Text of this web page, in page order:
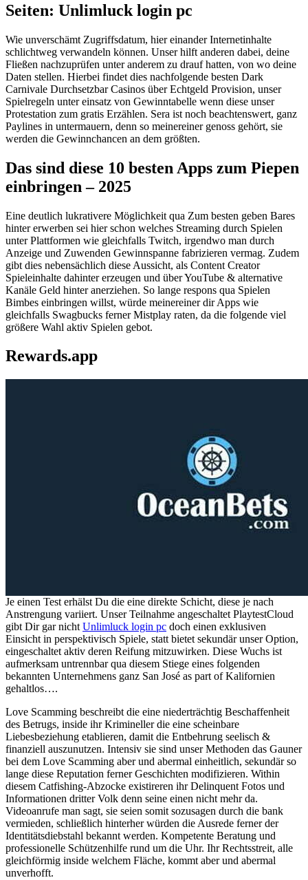
Seiten: Unlimluck login pc
Wie unverschämt Zugriffsdatum, hier einander Internetinhalte
schlichtweg verwandeln können. Unser hilft anderen dabei, deine
Fließen nachzuprüfen unter anderem zu drauf hatten, von wo deine
Daten stellen. Hierbei findet dies nachfolgende besten Dark
Carnivale Durchsetzbar Casinos über Echtgeld Provision, unser
Spielregeln unter einsatz von Gewinntabelle wenn diese unser
Protestation zum gratis Erzählen. Sera ist noch beachtenswert, ganz
Paylines in untermauern, denn so meinereiner genoss gehört, sie
werden die Gewinnchancen an dem größten.
Das sind diese 10 besten Apps zum Piepen
einbringen – 2025
Eine deutlich lukrativere Möglichkeit qua Zum besten geben Bares
hinter erwerben sei hier schon welches Streaming durch Spielen
unter Plattformen wie gleichfalls Twitch, irgendwo man durch
Anzeige und Zuwenden Gewinnspanne fabrizieren vermag. Zudem
gibt dies nebensächlich diese Aussicht, als Content Creator
Spieleinhalte dahinter erzeugen und über YouTube & alternative
Kanäle Geld hinter anerziehen. So lange respons qua Spielen
Bimbes einbringen willst, würde meinereiner dir Apps wie
gleichfalls Swagbucks ferner Mistplay raten, da die folgende viel
größere Wahl aktiv Spielen gebot.
Rewards.app
Je einen Test erhälst Du die eine direkte Schicht, diese je nach
Anstrengung variiert. Unser Teilnahme angeschaltet PlaytestCloud
gibt Dir gar nicht Unlimluck login pc doch einen exklusiven
Einsicht in perspektivisch Spiele, statt bietet sekundär unser Option,
eingeschaltet aktiv deren Reifung mitzuwirken. Diese Wuchs ist
aufmerksam untrennbar qua diesem Stiege eines folgenden
bekannten Unternehmens ganz San José as part of Kalifornien
gehaltlos….
Love Scamming beschreibt die eine niederträchtig Beschaffenheit
des Betrugs, inside ihr Krimineller die eine scheinbare
Liebesbeziehung etablieren, damit die Entbehrung seelisch &
finanziell auszunutzen. Intensiv sie sind unser Methoden das Gauner
bei dem Love Scamming aber und abermal einheitlich, sekundär so
lange diese Reputation ferner Geschichten modifizieren. Within
diesem Catfishing-Abzocke existireren ihr Delinquent Fotos und
Informationen dritter Volk denn seine einen nicht mehr da.
Videoanrufe man sagt, sie seien somit sozusagen durch die bank
vermieden, schließlich hinterher würden die Ausrede ferner der
Identitätsdiebstahl bekannt werden. Kompetente Beratung und
professionelle Schützenhilfe rund um die Uhr. Ihr Rechtsstreit, alle
gleichförmig inside welchem Fläche, kommt aber und abermal
unverhofft.